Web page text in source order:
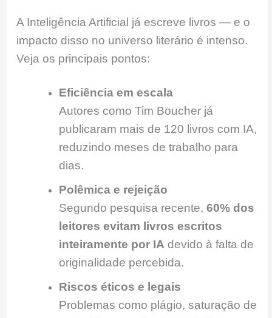
A Inteligência Artificial já escreve livros — e o
impacto disso no universo literário é intenso.
Veja os principais pontos:
Eficiência em escala
Autores como Tim Boucher já
publicaram mais de 120 livros com IA,
reduzindo meses de trabalho para
dias.
Polêmica e rejeição
Segundo pesquisa recente, 60% dos
leitores evitam livros escritos
inteiramente por IA devido à falta de
originalidade percebida.
Riscos éticos e legais
Problemas como plágio, saturação de